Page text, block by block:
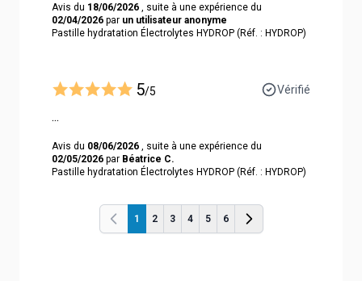
Avis du 18/06/2026 , suite à une expérience du
02/04/2026 par un utilisateur anonyme
Pastille hydratation Électrolytes HYDROP (Réf. : HYDROP)
5/5 Vérifié
...
Avis du 08/06/2026 , suite à une expérience du
02/05/2026 par Béatrice C.
Pastille hydratation Électrolytes HYDROP (Réf. : HYDROP)
Précédent
1 2 3 4 5 6
Précédent